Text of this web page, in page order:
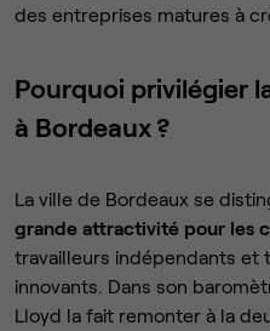
des entreprises matures à
Pourquoi privilégier
à Bordeaux ?
La ville de Bordeaux se
grande attractivité pour les
travailleurs indépendants et
innovants. Dans son
Lloyd la fait remonter à la